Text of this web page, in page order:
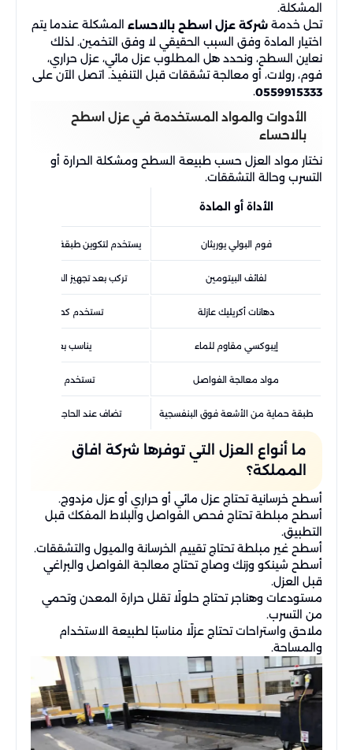
المشكلة.
تحل خدمة شركة عزل اسطح بالاحساء المشكلة عندما يتم
اختيار المادة وفق السبب الحقيقي لا وفق التخمين. لذلك
نعاين السطح، ونحدد هل المطلوب عزل مائي، عزل حراري،
فوم، رولات، أو معالجة تشققات قبل التنفيذ. اتصل الآن على
0559915333
.
الأدوات والمواد المستخدمة في عزل اسطح
بالاحساء
نختار مواد العزل حسب طبيعة السطح ومشكلة الحرارة أو
التسرب وحالة التشققات.
الأداة أو المادة
فوم البولي يوريثان يستخدم لتكوين طبقة متصلة مناسبة
لفائف البيتومين تركب بعد تجهيز السطح لمنع
دهانات أكريليك عازلة تستخدم كطبقة حماية أو
إيبوكسي مقاوم للماء يناسب بعض المناطق
مواد معالجة الفواصل تستخدم قبل العزل لسد
طبقة حماية من الأشعة فوق البنفسجية تضاف عند الحاجة لحماية طبقة
ما أنواع العزل التي توفرها شركة افاق
المملكة؟
أسطح خرسانية تحتاج عزل مائي أو حراري أو عزل مزدوج.
أسطح مبلطة تحتاج فحص الفواصل والبلاط المفكك قبل
التطبيق.
أسطح غير مبلطة تحتاج تقييم الخرسانة والميول والتشققات.
أسطح شينكو وزنك وصاج تحتاج معالجة الفواصل والبراغي
قبل العزل.
مستودعات وهناجر تحتاج حلولًا تقلل حرارة المعدن وتحمي
من التسرب.
ملاحق واستراحات تحتاج عزلًا مناسبًا لطبيعة الاستخدام
والمساحة.